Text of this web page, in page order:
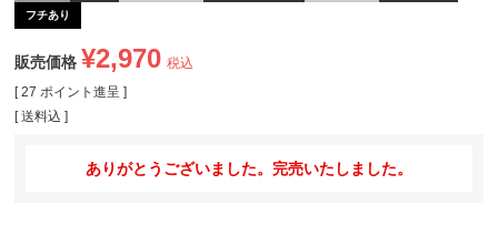
フチあり
販売価格 ¥2,970 税込
[ 27 ポイント進呈 ]
送料込
ありがとうございました。完売いたしました。